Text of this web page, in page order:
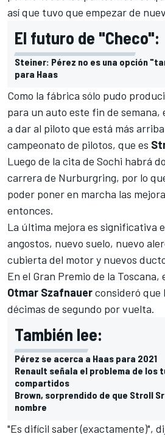
así que tuvo que empezar de
El futuro de "Checo":
Steiner: Pérez no es una opción
para Haas
Como la fábrica sólo pudo
para un auto este fin de semana,
a dar al piloto que está más
campeonato de pilotos, que es
Luego de la cita de Sochi habrá
carrera de Nurburgring, por lo
poder poner en marcha las
entonces.
La última mejora es significativa
angostos, nuevo suelo, nuevo
cubierta del motor y nuevos
En el Gran Premio de la
Otmar Szafnauerconsideró que
décimas de segundo por vuelta.
También lee:
Pérez se acerca a Haas para 2021
Renault señala el problema de los
compartidos
Brown, sorprendido de que Stroll
nombre
"Es difícil saber (exactamente)",